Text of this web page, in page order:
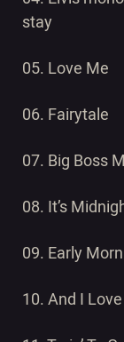
stay
05. Love Me
06. Fairytale
07. Big Boss
08. It’s
09. Early
10. And I